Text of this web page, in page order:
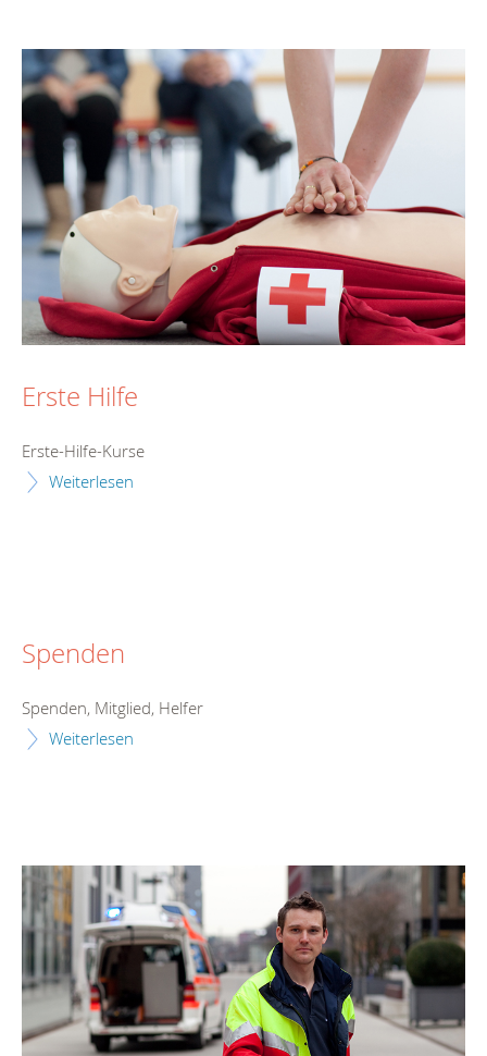
Erste Hilfe
Erste-Hilfe-Kurse
Weiterlesen
Spenden
Spenden, Mitglied, Helfer
Weiterlesen